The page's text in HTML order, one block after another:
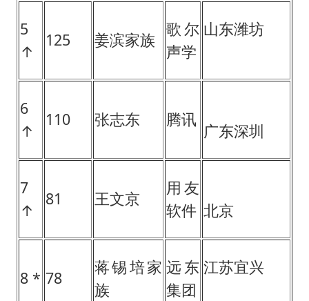
5
↑
125 姜滨家族
歌尔
声学
山东潍坊
6
↑
110 张志东 腾讯
广东深圳
7
↑
81 王文京
用友
软件 北京
8 * 78
蒋锡培家
族
远东
集团
江苏宜兴